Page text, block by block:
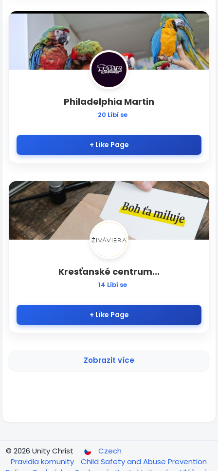
Philadelphia Martin
20 Líbí se
+ Like Page
Kresťanské centrum...
14 Líbí se
+ Like Page
© 2026 Unity Christ
Czech
Pravidla komunity
Child Safety and Abuse Prevention